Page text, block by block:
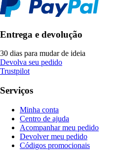
Entrega e devolução
30 dias para mudar de ideia
Devolva seu pedido
Trustpilot
Serviços
Minha conta
Centro de ajuda
Acompanhar meu pedido
Devolver meu pedido
Códigos promocionais